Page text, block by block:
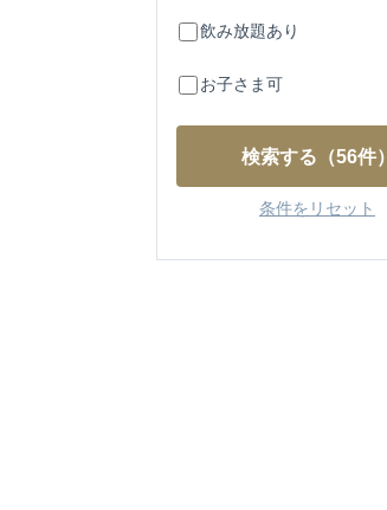
飲み放題あり
お子さま可
検索する （56件）
条件をリセット